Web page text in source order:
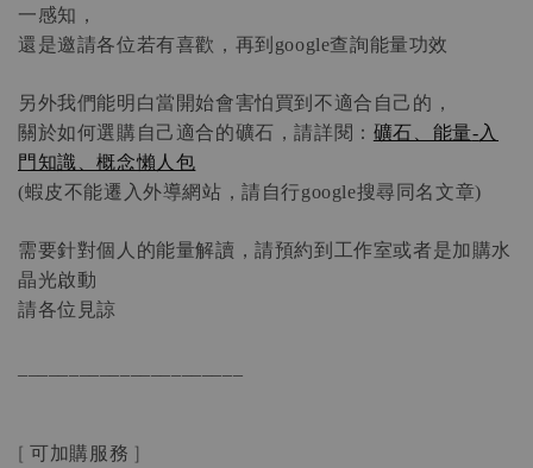
一感知，
還是邀請各位若有喜歡，再到google查詢能量功效
另外我們能明白當開始會害怕買到不適合自己的，
關於如何選購自己適合的礦石，請詳閱： 礦石、能量-入
門知識、概念懶人包
(蝦皮不能遷入外導網站，請自行google搜尋同名文章)
需要針對個人的能量解讀，請預約到工作室或者是加購水
晶光啟動
請各位見諒
[ 可加購服務 ]